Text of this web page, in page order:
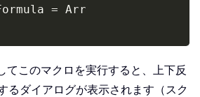
=
てこのマクロを実行すると、上下反
るダイアログが表示されます（スク